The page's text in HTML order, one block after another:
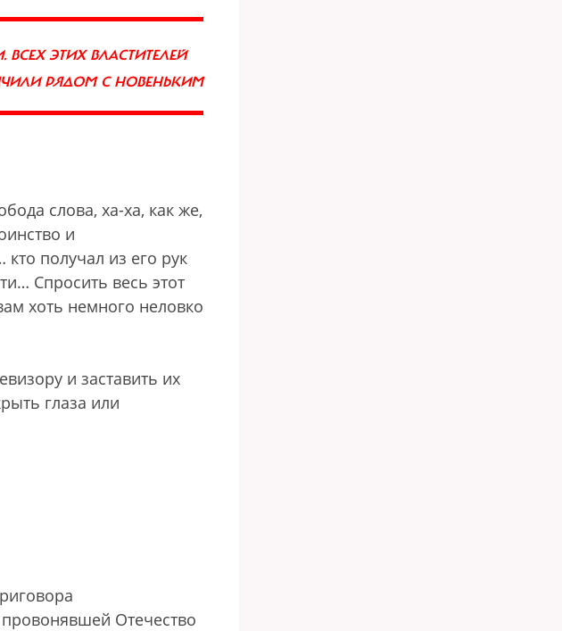
ЭТИХ ВЛАСТИТЕЛЕЙ
РЯДОМ С НОВЕНЬКИМ
слова, ха-ха, как же,
и
кто получал из его рук
Спросить весь этот
хоть немного неловко
и заставить их
глаза или
Отечество